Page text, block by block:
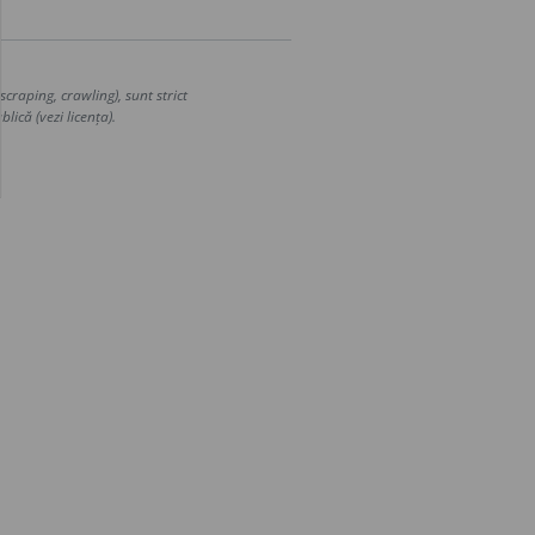
crawling), sunt strict
(vezi licența).